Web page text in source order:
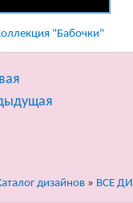
"Бабочки"
дизайнов » ВСЕ